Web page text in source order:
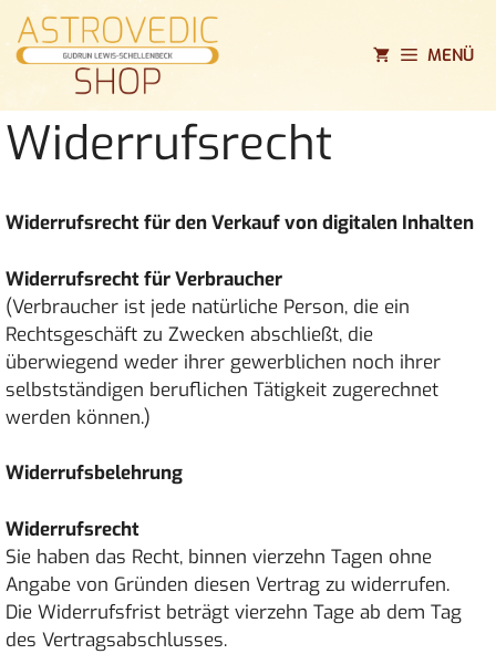
Zum
Inhalt
springen
MENÜ
Widerrufsrecht
Widerrufsrecht für den Verkauf von digitalen Inhalten
Widerrufsrecht für Verbraucher
(Verbraucher ist jede natürliche Person, die ein
Rechtsgeschäft zu Zwecken abschließt, die
überwiegend weder ihrer gewerblichen noch ihrer
selbstständigen beruflichen Tätigkeit zugerechnet
werden können.)
Widerrufsbelehrung
Widerrufsrecht
Sie haben das Recht, binnen vierzehn Tagen ohne
Angabe von Gründen diesen Vertrag zu widerrufen.
Die Widerrufsfrist beträgt vierzehn Tage ab dem Tag
des Vertragsabschlusses.